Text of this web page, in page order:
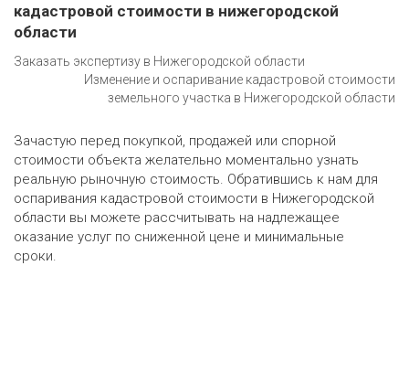
кадастровой стоимости в нижегородской
области
Заказать экспертизу в Нижегородской области
Изменение и оспаривание кадастровой стоимости
земельного участка в Нижегородской области
Зачастую перед покупкой, продажей или спорной
стоимости объекта желательно моментально узнать
реальную рыночную стоимость. Обратившись к нам для
оспаривания кадастровой стоимости в Нижегородской
области вы можете рассчитывать на надлежащее
оказание услуг по сниженной цене и минимальные
сроки.